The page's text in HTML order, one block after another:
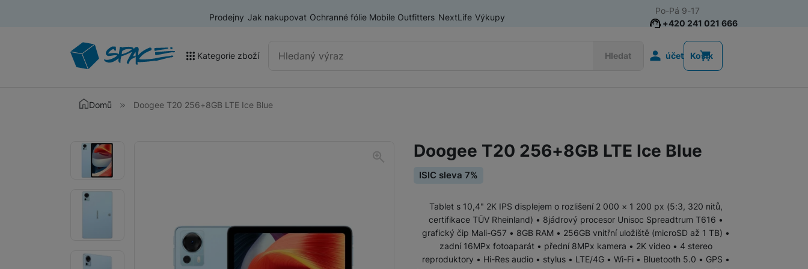
Prodejny Jak nakupovat Ochranné fólie Mobile Outfitters NextLife Výkupy
Vyhledávání Hledat
Kategorie zboží
Akce a výprodej
Nositelná elektronika
Domácí spotřebiče
Televize
Domácí spotřebiče
Tablety
Nositelná elektronika
Televize
Domácí spotřebiče
+420 241 021 666
Po-Pá 9-17
Uživatelská
účet Košík
Domů Doogee T20 256+8GB LTE Ice Blue
Doogee T20 256+8GB LTE Ice Blue
ISIC sleva 7%
Tablet s 10,4" 2K IPS displejem o rozlišení 2 000 × 1 200 px (5:3, 320 nitů,
certifikace TÜV Rheinland) • 8jádrový procesor Unisoc Spreadtrum T616 •
grafický čip Mali-G57 • 8GB RAM • 256GB vnitřní uložiště (microSD až 1 TB) •
zadní 16MPx fotoaparát • přední 8MPx kamera • 2K video • 4 stereo
reproduktory • Hi-Res audio • stylus • LTE/4G • Wi-Fi • Bluetooth 5.0 • GPS •
Fotografie